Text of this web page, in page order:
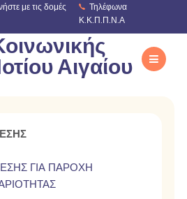
με τις δομές
Τηλέφωνα
Κ.Κ.Π.Π.Ν.Α
Αιγαίου
ΓΙΑ ΠΑΡΟΧΗ